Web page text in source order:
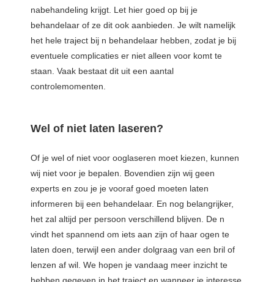
nabehandeling krijgt. Let hier goed op bij je
behandelaar of ze dit ook aanbieden. Je wilt namelijk
het hele traject bij n behandelaar hebben, zodat je bij
eventuele complicaties er niet alleen voor komt te
staan. Vaak bestaat dit uit een aantal
controlemomenten.
Wel of niet laten laseren?
Of je wel of niet voor ooglaseren moet kiezen, kunnen
wij niet voor je bepalen. Bovendien zijn wij geen
experts en zou je je vooraf goed moeten laten
informeren bij een behandelaar. En nog belangrijker,
het zal altijd per persoon verschillend blijven. De n
vindt het spannend om iets aan zijn of haar ogen te
laten doen, terwijl een ander dolgraag van een bril of
lenzen af wil. We hopen je vandaag meer inzicht te
hebben gegeven in het traject en wanneer je interesse